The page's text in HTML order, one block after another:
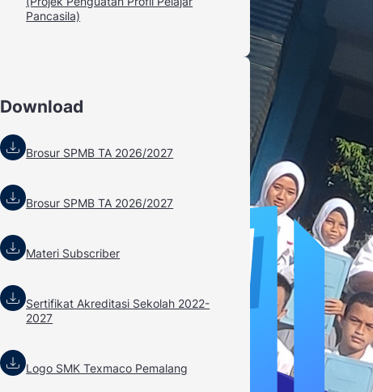
Pancasila)
Download
Brosur SPMB TA 2026/2027
Brosur SPMB TA 2026/2027
Materi Subscriber
Sertifikat Akreditasi Sekolah 2022-
2027
Logo SMK Texmaco Pemalang